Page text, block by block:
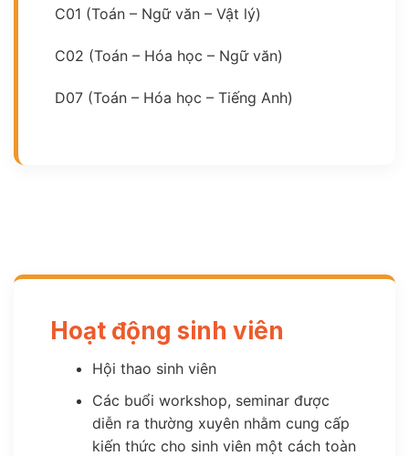
C01 (Toán – Ngữ văn – Vật lý)
C02 (Toán – Hóa học – Ngữ văn)
D07 (Toán – Hóa học – Tiếng Anh)
Hoạt động sinh viên
Hội thao sinh viên
Các buổi workshop, seminar được
diễn ra thường xuyên nhằm cung cấp
kiến thức cho sinh viên một cách toàn